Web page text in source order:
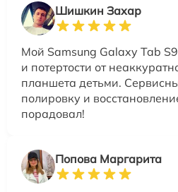
Шишкин Захар
Мой Samsung Galaxy Tab
и потертости от
планшета детьми.
полировку и
порадовал!
Попова Маргарита